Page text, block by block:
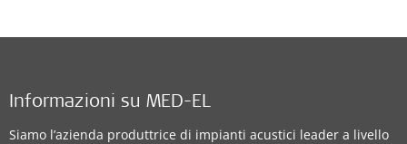
Informazioni su MED-EL
Siamo l’azienda produttrice di impianti acustici leader a livello